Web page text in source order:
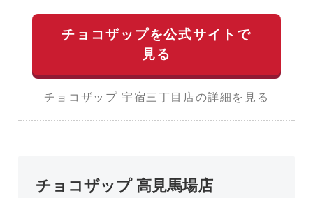
チョコザップを公式サイトで
見る
チョコザップ 宇宿三丁目店の詳細を見る
チョコザップ 高見馬場店